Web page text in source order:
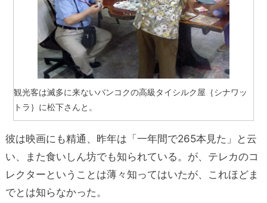
観光客は滅多に来ないバンコクの高級タイシルク屋｛シナワッ
トラ｝に松下さんと。
彼は映画にも精通、昨年は「一年間で265本見た」と云
い、また食いしん坊でも知られている。が、テレカのコ
レクターということは薄々知ってはいたが、これほどま
でとは知らなかった。